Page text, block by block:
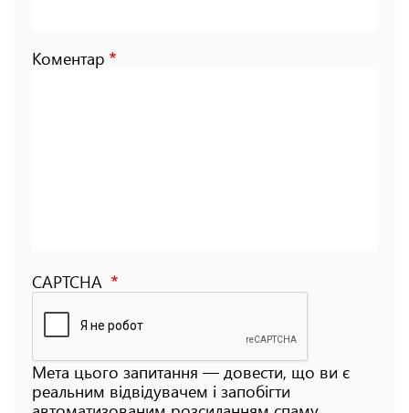
Коментар
CAPTCHA
Мета цього запитання — довести, що ви є
реальним відвідувачем і запобігти